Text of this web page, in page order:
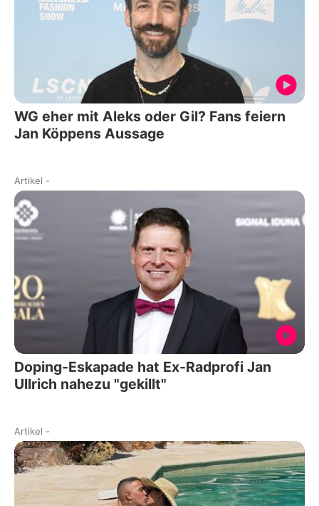
WG eher mit Aleks oder Gil? Fans feiern
Jan Köppens Aussage
Artikel -
Doping-Eskapade hat Ex-Radprofi Jan
Ullrich nahezu "gekillt"
Artikel -